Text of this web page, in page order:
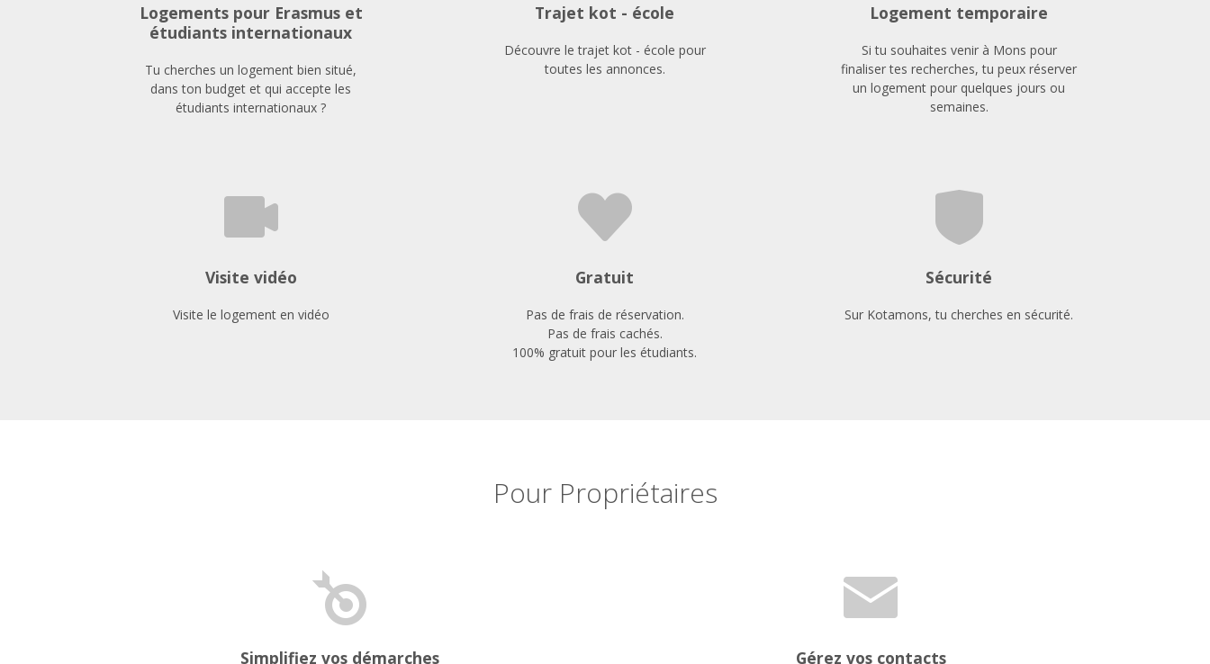
Logements pour Erasmus et
étudiants internationaux
Tu cherches un logement bien situé,
dans ton budget et qui accepte les
étudiants internationaux ?
Trajet kot - école
Découvre le trajet kot - école pour
toutes les annonces.
Logement temporaire
Si tu souhaites venir à Mons pour
finaliser tes recherches, tu peux réserver
un logement pour quelques jours ou
semaines.
Visite vidéo
Visite le logement en vidéo
Gratuit
Pas de frais de réservation.
Pas de frais cachés.
100% gratuit pour les étudiants.
Sécurité
Sur Kotamons, tu cherches en sécurité.
Pour Propriétaires
Simplifiez vos démarches Gérez vos contacts